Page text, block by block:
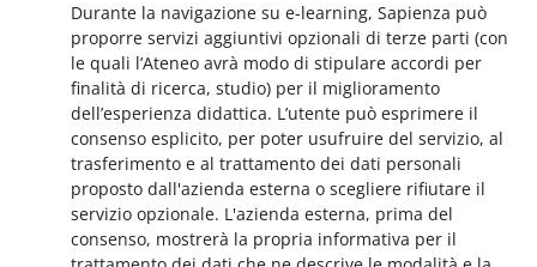
Durante la navigazione su e-learning, Sapienza può
proporre servizi aggiuntivi opzionali di terze parti (con
le quali l’Ateneo avrà modo di stipulare accordi per
finalità di ricerca, studio) per il miglioramento
dell’esperienza didattica. L’utente può esprimere il
consenso esplicito, per poter usufruire del servizio, al
trasferimento e al trattamento dei dati personali
proposto dall'azienda esterna o scegliere rifiutare il
servizio opzionale. L'azienda esterna, prima del
consenso, mostrerà la propria informativa per il